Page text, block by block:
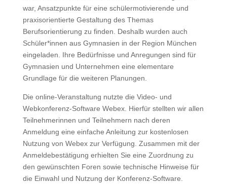
war, Ansatzpunkte für eine schülermotivierende und
praxisorientierte Gestaltung des Themas
Berufsorientierung zu finden. Deshalb wurden auch
Schüler*innen aus Gymnasien in der Region München
eingeladen. Ihre Bedürfnisse und Anregungen sind für
Gymnasien und Unternehmen eine elementare
Grundlage für die weiteren Planungen.
Die online-Veranstaltung nutzte die Video- und
Webkonferenz-Software Webex. Hierfür stellten wir allen
Teilnehmerinnen und Teilnehmern nach deren
Anmeldung eine einfache Anleitung zur kostenlosen
Nutzung von Webex zur Verfügung. Zusammen mit der
Anmeldebestätigung erhielten Sie eine Zuordnung zu
den gewünschten Foren sowie technische Hinweise für
die Einwahl und Nutzung der Konferenz-Software.